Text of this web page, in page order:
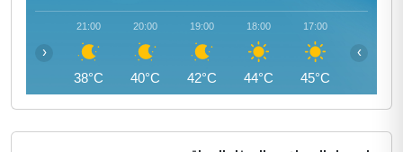
17:00
45°C
18:00
44°C
19:00
42°C
20:00
40°C
21:00
38°C
‹ ›